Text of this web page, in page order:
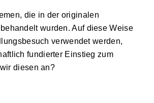
die in der originalen
behandelt wurden. Auf diese Weise
verwendet werden,
fundierter Einstieg zum
diesen an?